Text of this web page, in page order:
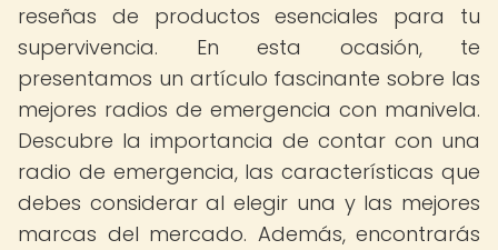
reseñas de productos esenciales para tu
supervivencia. En esta ocasión, te
presentamos un artículo fascinante sobre las
mejores radios de emergencia con manivela.
Descubre la importancia de contar con una
radio de emergencia, las características que
debes considerar al elegir una y las mejores
marcas del mercado. Además, encontrarás